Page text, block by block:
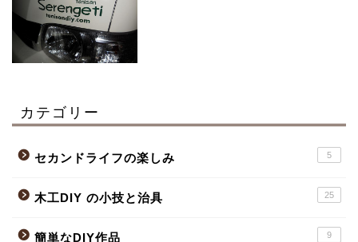
カテゴリー
セカンドライフの楽しみ 5
木工DIY の小技と治具 25
簡単なDIY作品 9